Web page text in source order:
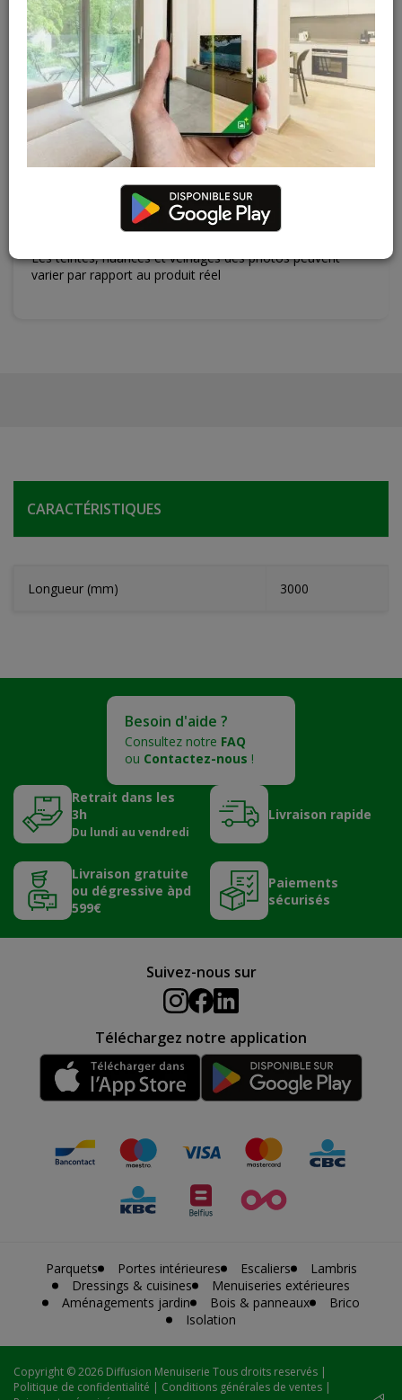
Magasin / Entrepôt
Gosselies 469 articles
Court-St-Etienne 561 articles
Contactez Diffusion Menuiserie pour obtenir le temps de
réapprovisionnement pour ce produit
Les teintes, nuances et veinages des photos peuvent
varier par rapport au produit réel
CARACTÉRISTIQUES
Longueur (mm) 3000
Besoin d'aide ?
Consultez notre FAQ
ou Contactez-nous !
Retrait dans les
3h
Du lundi au vendredi
Livraison rapide
Livraison gratuite
ou dégressive àpd
599€
Paiements
sécurisés
Suivez-nous sur
Téléchargez notre application
Parquets Portes intérieures Escaliers
Lambris
Dressings & cuisines
Menuiseries extérieures
Aménagements jardin
Bois & panneaux
Brico
Isolation
Copyright © 2026 Diffusion Menuiserie Tous droits reservés |
Politique de confidentialité | Conditions générales de ventes |